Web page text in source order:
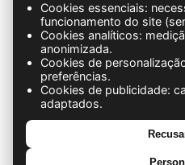
Cookies essenciais:
funcionamento do site
Cookies analíticos:
anonimizada.
Cookies de
preferências.
Cookies de publicidade:
adaptados.